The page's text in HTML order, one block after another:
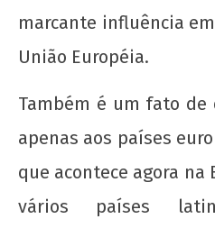
2012
wp-
admin
marcante influência
União Européia.
Também é um fato
apenas aos países
que acontece agora
vários países